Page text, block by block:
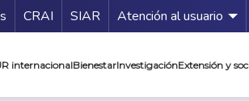
Guía de
CRAI SIAR Atención al usuario
internacionalBienestarInvestigaciónExtensión y